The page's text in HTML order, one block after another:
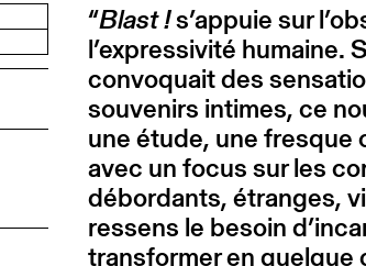
“Blast !s’appuie sur
l’expressivité humaine.
convoquait des
souvenirs intimes, ce
une étude, une fresque
avec un focus sur les
débordants, étranges,
ressens le besoin
transformer en quelque